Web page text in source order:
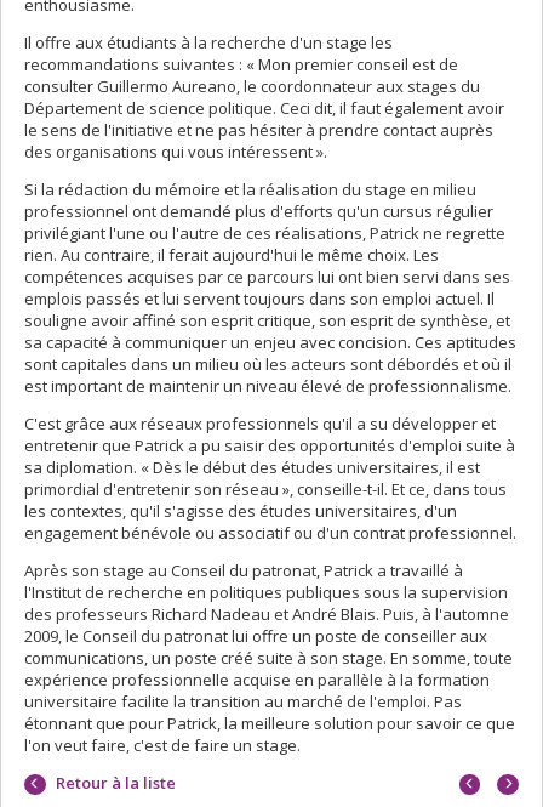
enthousiasme.
Il offre aux étudiants à la recherche d'un stage les
recommandations suivantes : « Mon premier conseil est de
consulter Guillermo Aureano, le coordonnateur aux stages du
Département de science politique. Ceci dit, il faut également avoir
le sens de l'initiative et ne pas hésiter à prendre contact auprès
des organisations qui vous intéressent ».
Si la rédaction du mémoire et la réalisation du stage en milieu
professionnel ont demandé plus d'efforts qu'un cursus régulier
privilégiant l'une ou l'autre de ces réalisations, Patrick ne regrette
rien. Au contraire, il ferait aujourd'hui le même choix. Les
compétences acquises par ce parcours lui ont bien servi dans ses
emplois passés et lui servent toujours dans son emploi actuel. Il
souligne avoir affiné son esprit critique, son esprit de synthèse, et
sa capacité à communiquer un enjeu avec concision. Ces aptitudes
sont capitales dans un milieu où les acteurs sont débordés et où il
est important de maintenir un niveau élevé de professionnalisme.
C'est grâce aux réseaux professionnels qu'il a su développer et
entretenir que Patrick a pu saisir des opportunités d'emploi suite à
sa diplomation. « Dès le début des études universitaires, il est
primordial d'entretenir son réseau », conseille-t-il. Et ce, dans tous
les contextes, qu'il s'agisse des études universitaires, d'un
engagement bénévole ou associatif ou d'un contrat professionnel.
Après son stage au Conseil du patronat, Patrick a travaillé à
l'Institut de recherche en politiques publiques sous la supervision
des professeurs Richard Nadeau et André Blais. Puis, à l'automne
2009, le Conseil du patronat lui offre un poste de conseiller aux
communications, un poste créé suite à son stage. En somme, toute
expérience professionnelle acquise en parallèle à la formation
universitaire facilite la transition au marché de l'emploi. Pas
étonnant que pour Patrick, la meilleure solution pour savoir ce que
l'on veut faire, c'est de faire un stage.
Retour à la liste
Portrait
Portrait